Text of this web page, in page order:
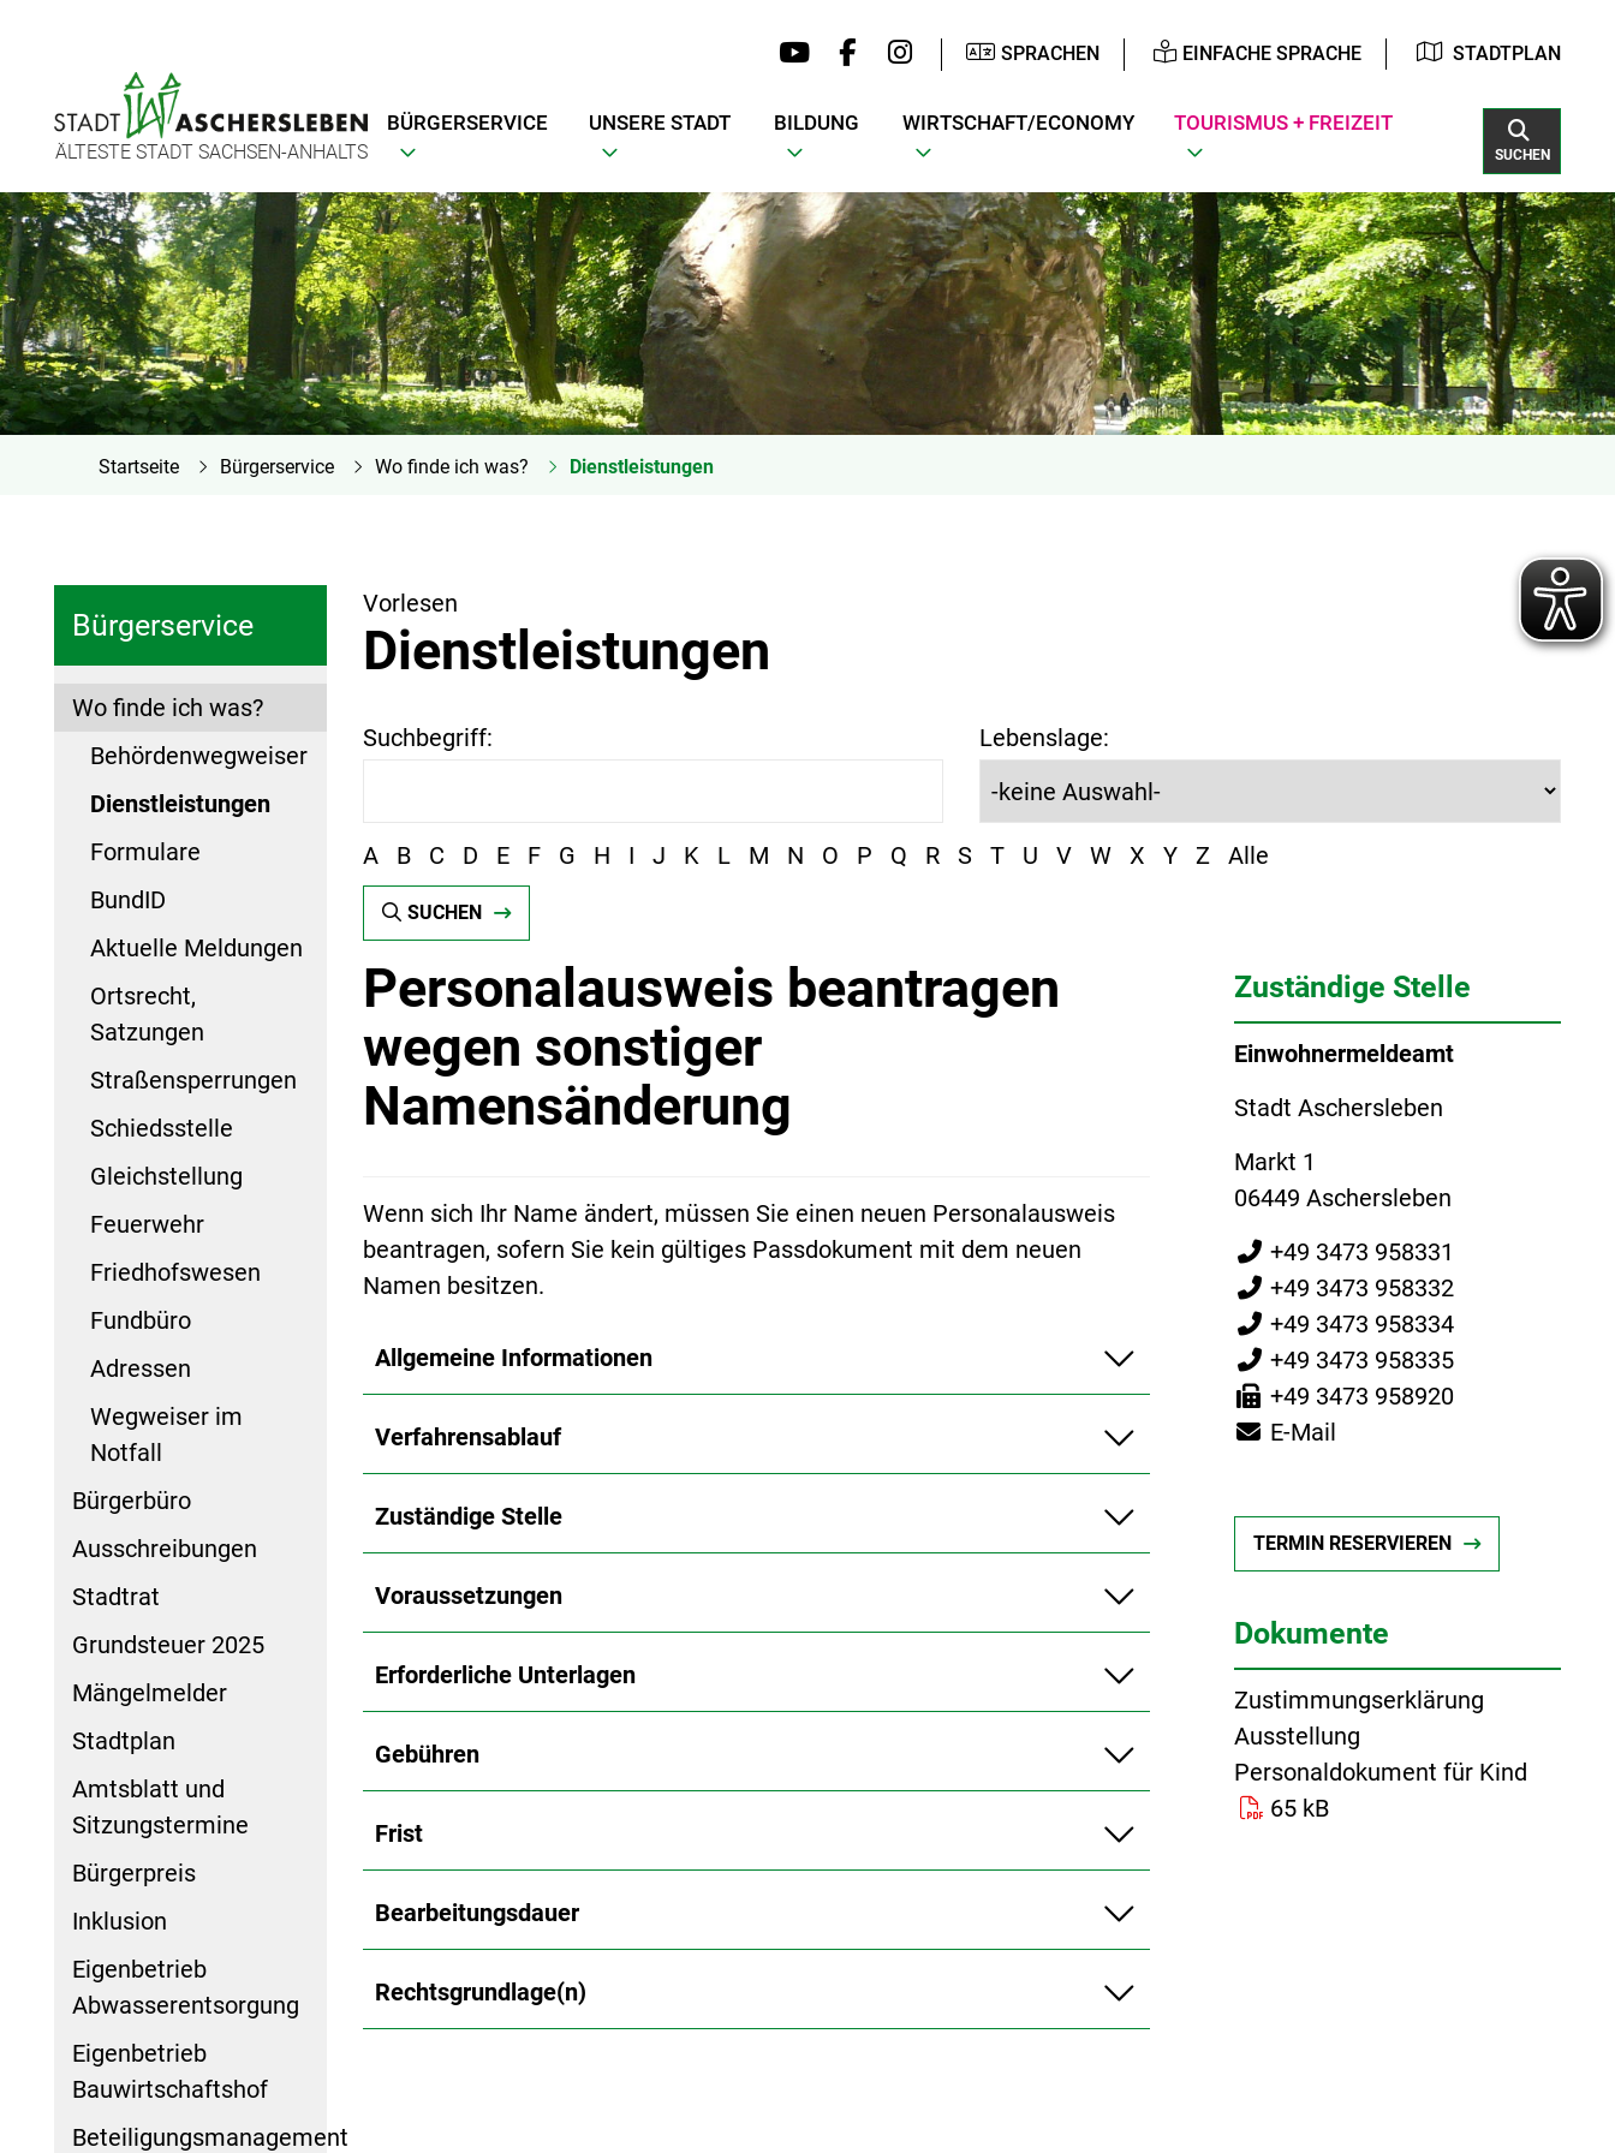
SPRACHEN EINFACHE SPRACHE STADTPLAN
ÄLTESTE STADT SACHSEN-ANHALTS
BÜRGERSERVICE UNSERE STADT BILDUNG WIRTSCHAFT/ECONOMY TOURISMUS + FREIZEIT
SUCHEN
Startseite Bürgerservice Wo finde ich was? Dienstleistungen
Bürgerservice
Wo finde ich was?
Behördenwegweiser
Dienstleistungen
Formulare
BundID
Aktuelle Meldungen
Ortsrecht,
Satzungen
Straßensperrungen
Schiedsstelle
Gleichstellung
Feuerwehr
Friedhofswesen
Fundbüro
Adressen
Wegweiser im
Notfall
Bürgerbüro
Ausschreibungen
Stadtrat
Grundsteuer 2025
Mängelmelder
Stadtplan
Amtsblatt und
Sitzungstermine
Bürgerpreis
Inklusion
Eigenbetrieb
Abwasserentsorgung
Eigenbetrieb
Bauwirtschaftshof
Beteiligungsmanagement
Vorlesen
Dienstleistungen
Suchbegriff: Lebenslage:
A B C D E F G H I J K L M N O P Q R S T U V W X Y Z Alle
SUCHEN
Personalausweis beantragen
wegen sonstiger
Namensänderung
Wenn sich Ihr Name ändert, müssen Sie einen neuen Personalausweis
beantragen, sofern Sie kein gültiges Passdokument mit dem neuen
Namen besitzen.
Allgemeine Informationen
Verfahrensablauf
Zuständige Stelle
Voraussetzungen
Erforderliche Unterlagen
Gebühren
Frist
Bearbeitungsdauer
Rechtsgrundlage(n)
Zuständige Stelle
Einwohnermeldeamt
Stadt Aschersleben
Markt 1
06449 Aschersleben
+49 3473 958331
+49 3473 958332
+49 3473 958334
+49 3473 958335
+49 3473 958920
E-Mail
TERMIN RESERVIEREN
Dokumente
Zustimmungserklärung
Ausstellung
Personaldokument für Kind
65 kB